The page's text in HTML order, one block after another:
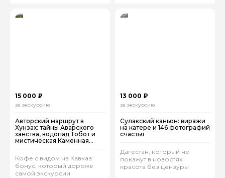
15 000 ₽
за экскурсию
Авторский маршрут в
Хунзах: тайны Аварского
ханства, водопад Тобот и
мистическая Каменная
чаша
Кофе с видом на Кавказ:
бонус, который дороже
самой экскурсии
13 000 ₽
за экскурсию
Сулакский каньон: виражи
на катере и 146 фотографий
счастья
Дагестан, который не
покажут в новостях:
красота без цензуры